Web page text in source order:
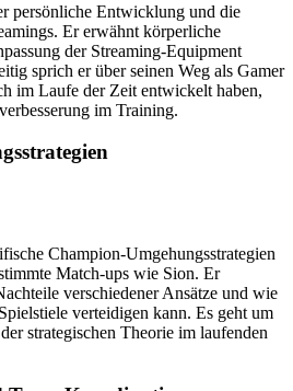
persönliche Entwicklung und die
Er erwähnt körperliche
der Streaming-Equipment
sprich er über seinen Weg als Gamer
im Laufe der Zeit entwickelt haben,
im Training.
Champion-Umgehungsstrategien
Match-ups wie Sion. Er
verschiedener Ansätze und wie
verteidigen kann. Es geht um
strategischen Theorie im laufenden